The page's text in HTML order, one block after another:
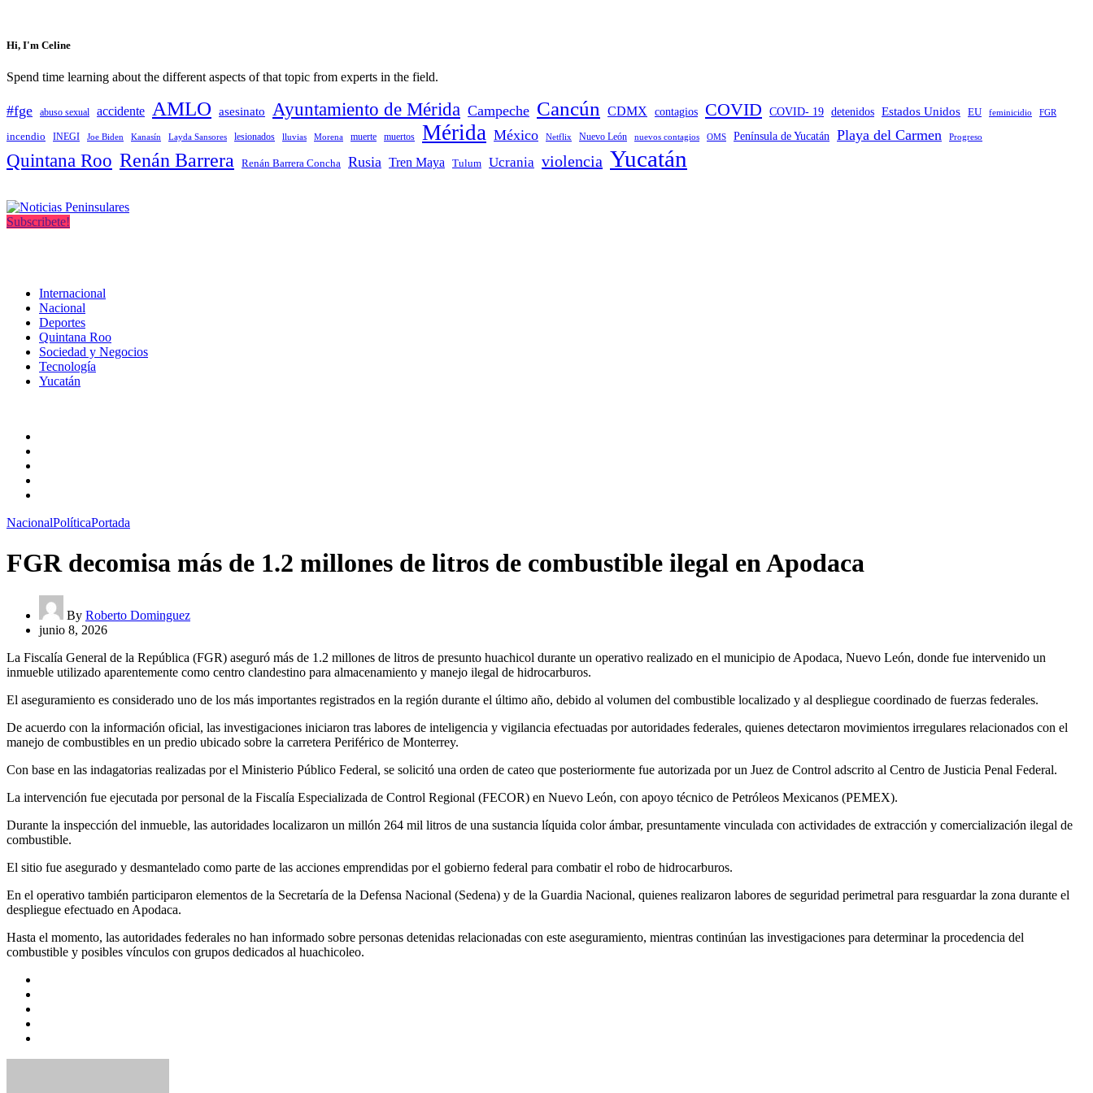
Hi, I'm Celine
Spend time learning about the different aspects of that topic from experts in the field.
#fge abuso sexual accidente AMLO asesinato Ayuntamiento de Mérida Campeche Cancún CDMX contagios COVID COVID- 19 detenidos Estados Unidos EU feminicidio FGR
incendio INEGI Joe Biden Kanasín Layda Sansores lesionados lluvias Morena muerte muertos Mérida México Netflix Nuevo León nuevos contagios OMS Península de Yucatán Playa del Carmen Progreso
Quintana Roo Renán Barrera Renán Barrera Concha Rusia Tren Maya Tulum Ucrania violencia Yucatán
Subscribete!
Internacional
Nacional
Deportes
Quintana Roo
Sociedad y Negocios
Tecnología
Yucatán
NacionalPolíticaPortada
FGR decomisa más de 1.2 millones de litros de combustible ilegal en Apodaca
By Roberto Dominguez
junio 8, 2026
La Fiscalía General de la República (FGR) aseguró más de 1.2 millones de litros de presunto huachicol durante un operativo realizado en el municipio de Apodaca, Nuevo León, donde fue intervenido un
inmueble utilizado aparentemente como centro clandestino para almacenamiento y manejo ilegal de hidrocarburos.
El aseguramiento es considerado uno de los más importantes registrados en la región durante el último año, debido al volumen del combustible localizado y al despliegue coordinado de fuerzas federales.
De acuerdo con la información oficial, las investigaciones iniciaron tras labores de inteligencia y vigilancia efectuadas por autoridades federales, quienes detectaron movimientos irregulares relacionados con el
manejo de combustibles en un predio ubicado sobre la carretera Periférico de Monterrey.
Con base en las indagatorias realizadas por el Ministerio Público Federal, se solicitó una orden de cateo que posteriormente fue autorizada por un Juez de Control adscrito al Centro de Justicia Penal Federal.
La intervención fue ejecutada por personal de la Fiscalía Especializada de Control Regional (FECOR) en Nuevo León, con apoyo técnico de Petróleos Mexicanos (PEMEX).
Durante la inspección del inmueble, las autoridades localizaron un millón 264 mil litros de una sustancia líquida color ámbar, presuntamente vinculada con actividades de extracción y comercialización ilegal de
combustible.
El sitio fue asegurado y desmantelado como parte de las acciones emprendidas por el gobierno federal para combatir el robo de hidrocarburos.
En el operativo también participaron elementos de la Secretaría de la Defensa Nacional (Sedena) y de la Guardia Nacional, quienes realizaron labores de seguridad perimetral para resguardar la zona durante el
despliegue efectuado en Apodaca.
Hasta el momento, las autoridades federales no han informado sobre personas detenidas relacionadas con este aseguramiento, mientras continúan las investigaciones para determinar la procedencia del
combustible y posibles vínculos con grupos dedicados al huachicoleo.